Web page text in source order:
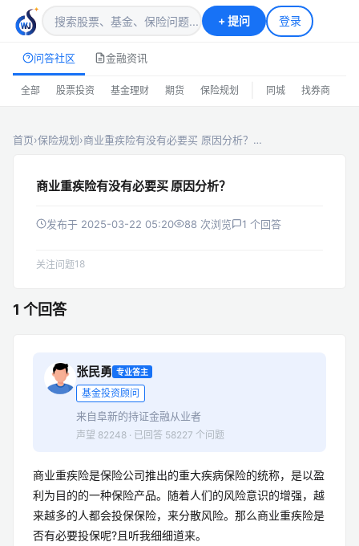
+提问 登录
问答社区 金融资讯
全部 股票投资 基金理财 期货 保险规划 同城 找券商
首页›保险规划›商业重疾险有没有必要买 原因分析？…
商业重疾险有没有必要买 原因分析？
发布于 2025-03-22 05:20 88 次浏览 1 个回答
关注问题18
1 个回答
张民勇 专业答主
基金投资顾问
来自阜新的持证金融从业者
声望 82248 · 已回答 58227 个问题
商业重疾险是保险公司推出的重大疾病保险的统称，是以盈
利为目的的一种保险产品。随着人们的风险意识的增强，越
来越多的人都会投保保险，来分散风险。那么商业重疾险是
否有必要投保呢?且听我细细道来。